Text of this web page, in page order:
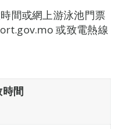
間或網上游泳池門票
或致電熱線
時間